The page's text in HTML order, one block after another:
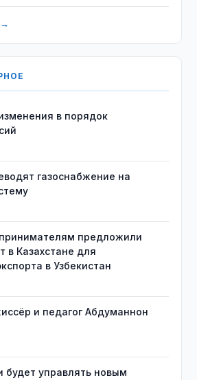
→
в порядок
газоснабжение на
предложили
в Казахстане для
в Узбекистан
и педагог Абдуманнон
будет управлять новым